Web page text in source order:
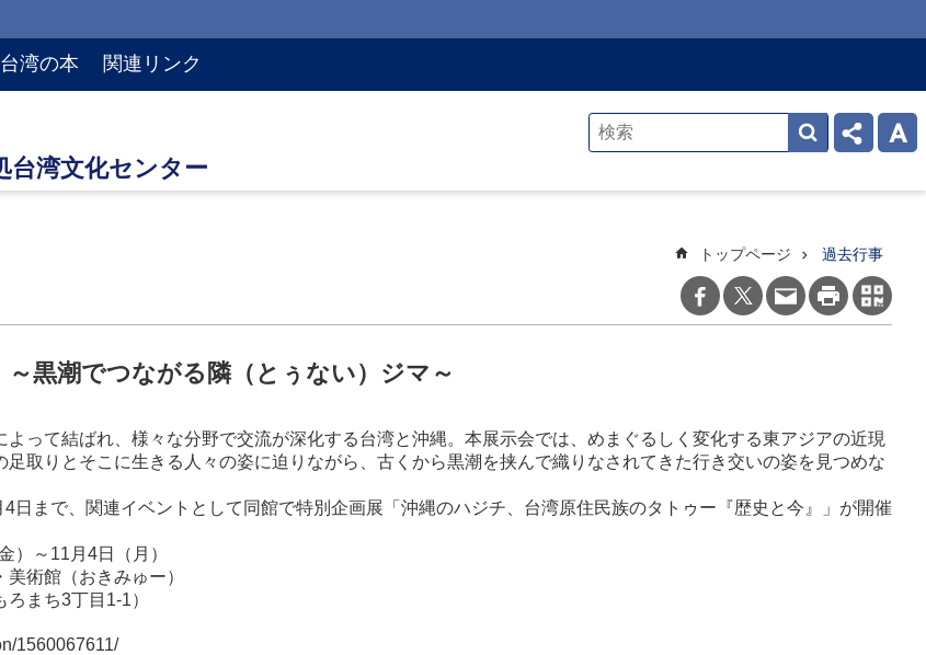
台湾の本 関連リンク
トップページ 過去行事
黒潮でつながる隣（とぅない）ジマ～
よって結ばれ、様々な分野で交流が深化する台湾と沖縄。本展示会では、めまぐるしく変化する東アジアの近現
足取りとそこに生きる人々の姿に迫りながら、古くから黒潮を挟んで織りなされてきた行き交いの姿を見つめな
4日まで、関連イベントとして同館で特別企画展「沖縄のハジチ、台湾原住民族のタトゥー『歴史と今』」が開催
）～11月4日（月）
術館（おきみゅー）
まち3丁目1-1）
1560067611/